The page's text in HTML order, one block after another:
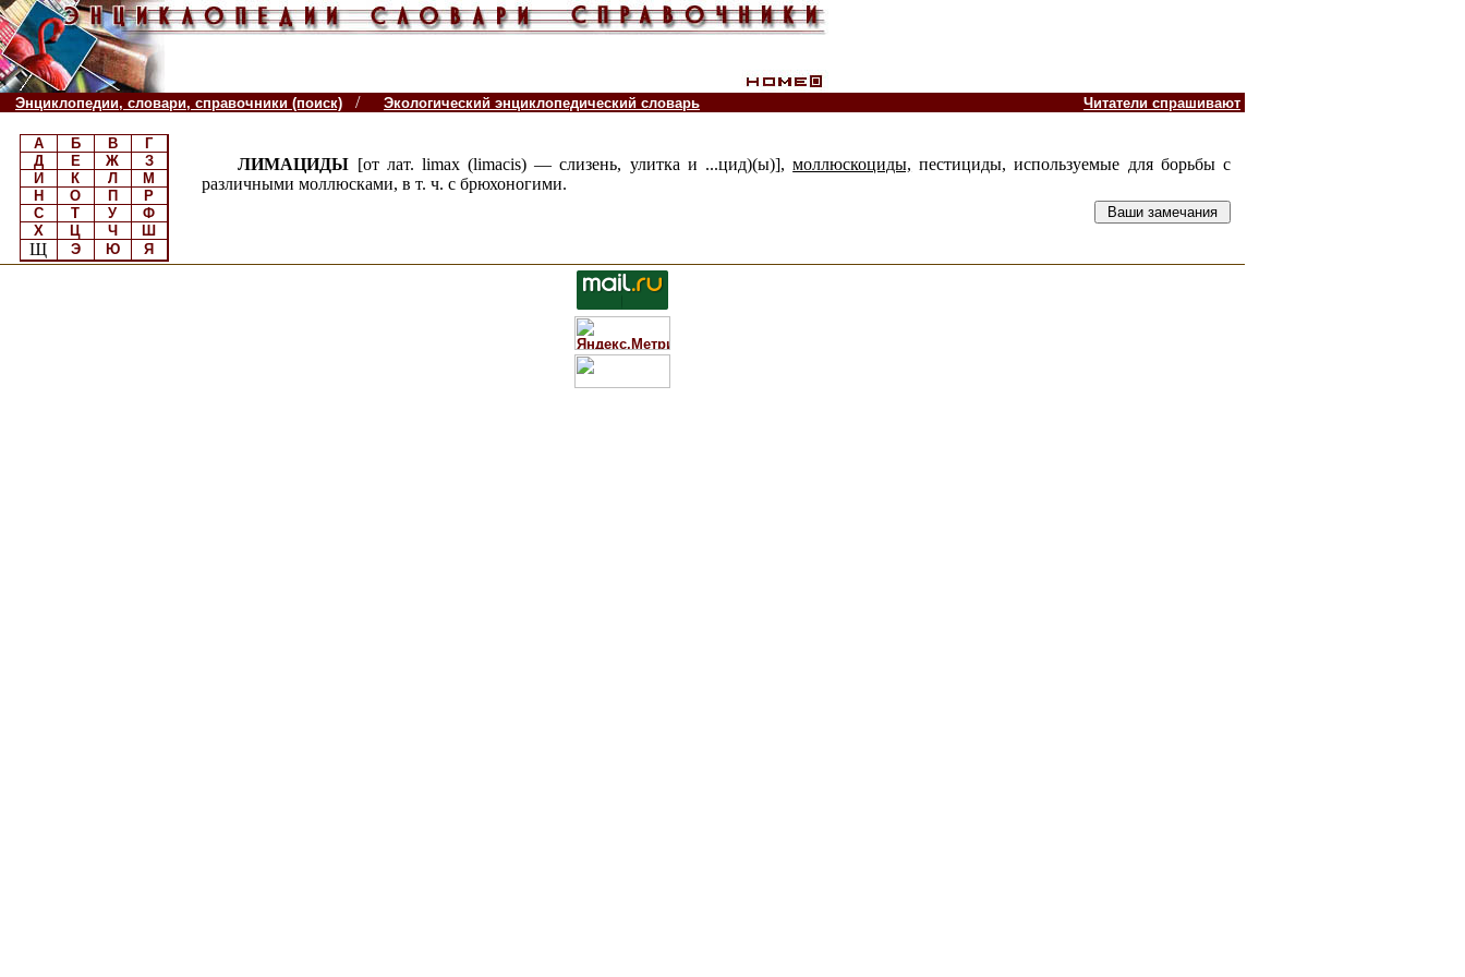
Энциклопедии, словари, справочники (поиск) / Экологический энциклопедический словарь Читатели спрашивают
А Б В
Г
Д
Е Ж
З
И
К Л
М
Н
О П
Р
С
Т У
Ф
Х
Ц Ч Ш
Щ Э Ю Я
ЛИМАЦИДЫ [от лат. limax (limacis) — слизень, улитка и ...цид)(ы)],моллюскоциды, пестициды, используемые для борьбы с
различными моллюсками, в т. ч. с брюхоногими.